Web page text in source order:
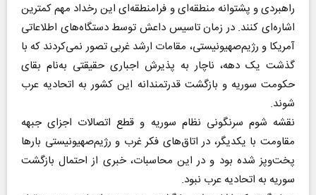
راهبردی و پشتوانه منطقه‌ای و فرامنطقه‌ای این رخداد مهم کمترین
اشاره‌ای کنند. در زمان تاسیس داعش توسط دستگاه‌های اطلاعاتی
آمریکا و رژیم‌صهیونیستی، مقامات ارشد غربی تصور نمی‌کردند که با
گذشت یک دهه، ناچار به پذیرش اجباری حقیقتی به‌نام بقای
حکومت سوریه و بازگشت قدرتمندانه این کشور به اتحادیه عرب
شوند.
نقشه شوم سرنگونی نظام سوریه و قطع اتصالات اجزای جبهه
مقاومت با یکدیگر، در اتاق‌های فکر غرب و رژیم‌صهیونیستی بارها
پخت‌وپز شده بود و در این محاسبات، خبری از احتمال بازگشت
سوریه به اتحادیه عرب نبود.